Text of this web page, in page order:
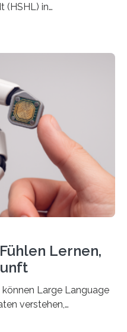
(HSHL) in
sind oder in ihrer
Die
Begleitung
Das Ziel ist
der Person
Personen unterstützt
schlägt. „Die Idee
Lernen,
Large Language
verstehen,